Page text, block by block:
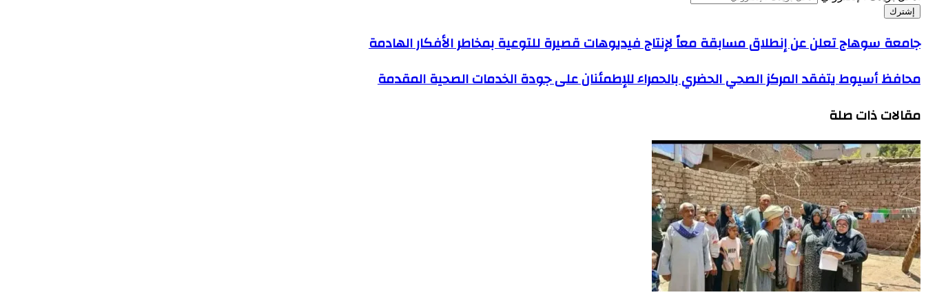
جامعة سوهاج تعلن عن إنطلاق مسابقة معاً لإنتاج فيديوهات قصيرة للتوعية بمخاطر الأفكار الهادمة
محافظ أسيوط يتفقد المركز الصحي الحضري بالحمراء للإطمئنان على جودة الخدمات الصحية المقدمة
مقالات ذات صلة